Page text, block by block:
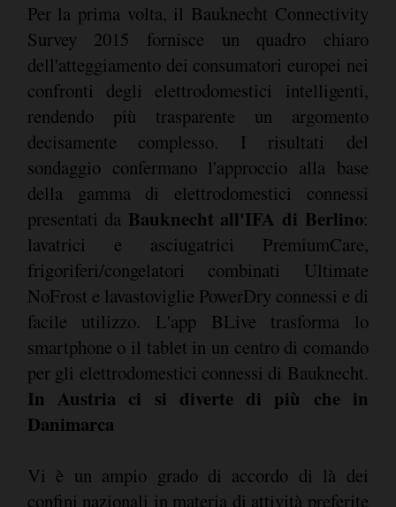
Per la prima volta, il Bauknecht Connectivity
Survey 2015 fornisce un quadro chiaro
dell'atteggiamento dei consumatori europei nei
confronti degli elettrodomestici intelligenti,
rendendo più trasparente un argomento
decisamente complesso. I risultati del
sondaggio confermano l'approccio alla base
della gamma di elettrodomestici connessi
presentati da Bauknecht all'IFA di Berlino:
lavatrici e asciugatrici PremiumCare,
frigoriferi/congelatori combinati Ultimate
NoFrost e lavastoviglie PowerDry connessi e di
facile utilizzo. L'app BLive trasforma lo
smartphone o il tablet in un centro di comando
per gli elettrodomestici connessi di Bauknecht.
In Austria ci si diverte di più che in
Danimarca
Vi è un ampio grado di accordo di là dei
confini nazionali in materia di attività preferite